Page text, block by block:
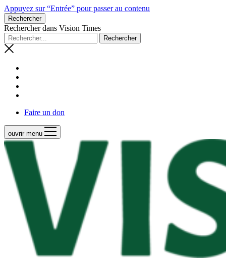
Appuyez sur “Entrée” pour passer au contenu
Rechercher
Rechercher dans Vision Times
Faire un don
ouvrir menu